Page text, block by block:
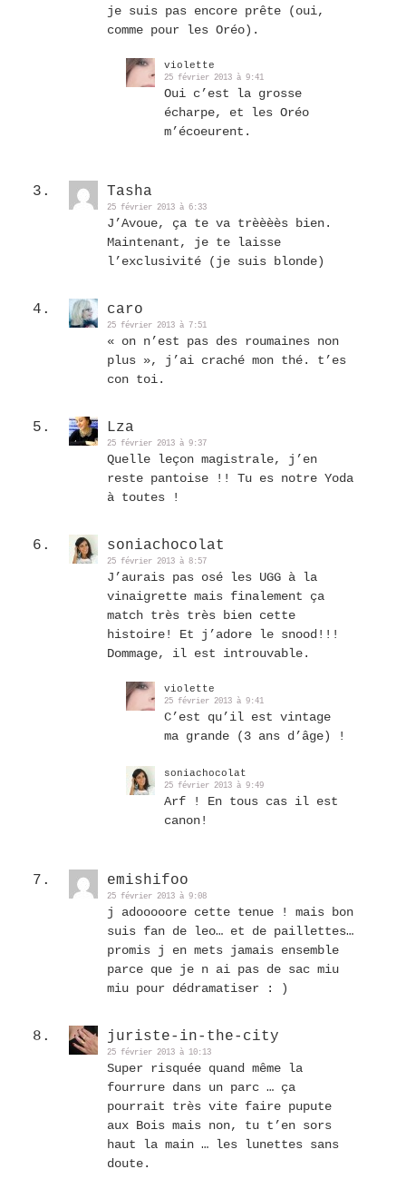
je suis pas encore prête (oui,
comme pour les Oréo).
violette
25 février 2013 à 9:41
Oui c’est la grosse
écharpe, et les Oréo
m’écoeurent.
Tasha
25 février 2013 à 6:33
J’Avoue, ça te va trèèèès bien.
Maintenant, je te laisse
l’exclusivité (je suis blonde)
caro
25 février 2013 à 7:51
« on n’est pas des roumaines non
plus », j’ai craché mon thé. t’es
con toi.
Lza
25 février 2013 à 9:37
Quelle leçon magistrale, j’en
reste pantoise !! Tu es notre Yoda
à toutes !
soniachocolat
25 février 2013 à 8:57
J’aurais pas osé les UGG à la
vinaigrette mais finalement ça
match très très bien cette
histoire! Et j’adore le snood!!!
Dommage, il est introuvable.
violette
25 février 2013 à 9:41
C’est qu’il est vintage
ma grande (3 ans d’âge) !
soniachocolat
25 février 2013 à 9:49
Arf ! En tous cas il est
canon!
emishifoo
25 février 2013 à 9:08
j adooooore cette tenue ! mais bon
suis fan de leo… et de paillettes…
promis j en mets jamais ensemble
parce que je n ai pas de sac miu
miu pour dédramatiser : )
juriste-in-the-city
25 février 2013 à 10:13
Super risquée quand même la
fourrure dans un parc … ça
pourrait très vite faire pupute
aux Bois mais non, tu t’en sors
haut la main … les lunettes sans
doute.